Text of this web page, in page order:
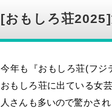
[おもしろ荘
今年も『おもしろ荘(フジ
おもしろ荘に出ている女
人さんも多いので驚かさ